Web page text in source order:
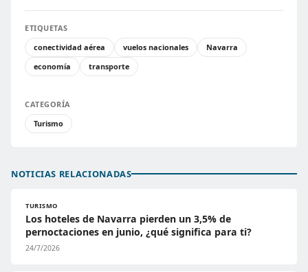
ETIQUETAS
conectividad aérea
vuelos nacionales
Navarra
economía
transporte
CATEGORÍA
Turismo
NOTICIAS RELACIONADAS
TURISMO
Los hoteles de Navarra pierden un 3,5% de
pernoctaciones en junio, ¿qué significa para ti?
24/7/2026